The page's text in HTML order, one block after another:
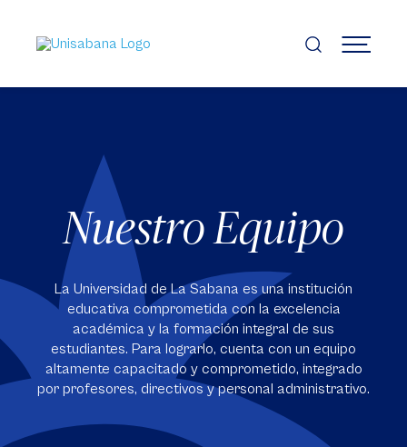
contenido
principal
MENÚ
Nuestro Equipo
La Universidad de La Sabana es una institución
educativa comprometida con la excelencia
académica y la formación integral de sus
estudiantes. Para lograrlo, cuenta con un equipo
altamente capacitado y comprometido, integrado
por profesores, directivos y personal administrativo.